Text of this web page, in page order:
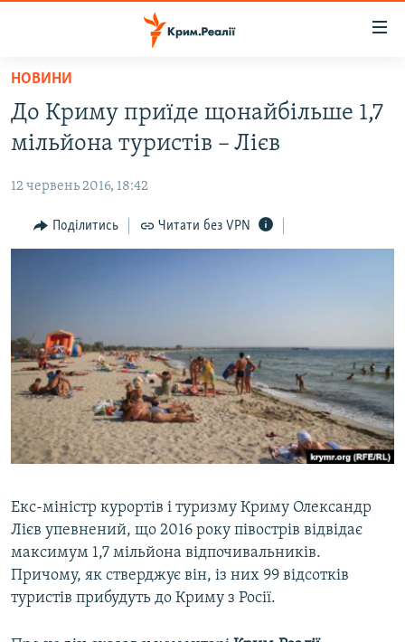
Перейти
основного
матеріалу
до
навігації
Перейти
ВОДА.КРИМ
ПОЛІТИКА
БЛОГИ
СПЕЦПРОЕКТИ
ДЕПОРТАЦІЯ
ВІДЕОУРОКИ «ELIFBE»
СВІДЧЕННЯ ОКУПАЦІЇ
ІНФОГРАФІКА
ЯК ОБІЙТИ БЛОКУВАННЯ
Русский
Qırımtatar
Усі сайти RFE/RL
НОВИНИ
До Криму приїде щонайбільше 1,7
мільйона туристів – Лієв
12 червень 2016, 18:42
Поділитись Читати без VPN
Екс-міністр курортів і туризму Криму Олександр
Лієв упевнений, що 2016 року півострів відвідає
максимум 1,7 мільйона відпочивальників.
Причому, як стверджує він, із них 99 відсотків
туристів прибудуть до Криму з Росії.